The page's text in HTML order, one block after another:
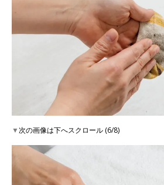
▼次の画像は下へスクロール (6/8)